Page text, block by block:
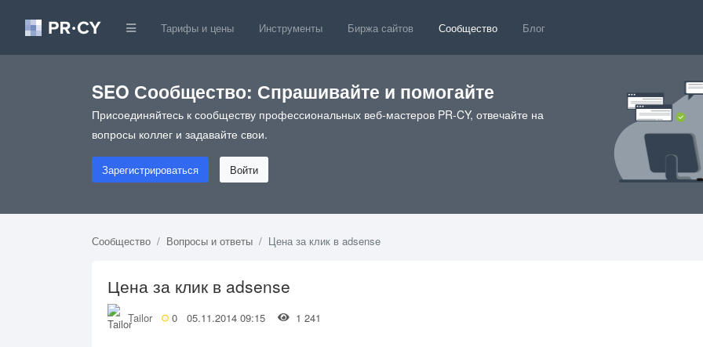
Тарифы и цены Инструменты Биржа сайтов Сообщество Блог
SEO Сообщество: Спрашивайте и помогайте
Присоединяйтесь к сообществу профессиональных веб-мастеров PR-CY, отвечайте на
вопросы коллег и задавайте свои.
Зарегистрироваться Войти
Сообщество Вопросы и ответы Цена за клик в adsense
Цена за клик в adsense
Tailor 0 05.11.2014 09:15 1 241